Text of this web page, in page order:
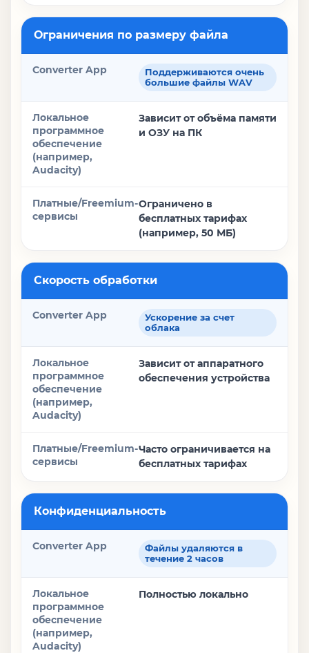
Ограничения по размеру файла
Поддерживаются очень
большие файлы WAV
Зависит от объёма памяти
и ОЗУ на ПК
Ограничено в
бесплатных тарифах
(например, 50 МБ)
Скорость обработки
Ускорение за счет
облака
Зависит от аппаратного
обеспечения устройства
Часто ограничивается на
бесплатных тарифах
Конфиденциальность
Файлы удаляются в
течение 2 часов
Полностью локально